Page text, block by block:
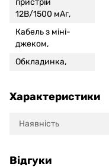
пристрій
12В/1500 мАг,
Кабель з міні-
джеком,
Обкладинка,
Характеристики
Наявність
Відгуки